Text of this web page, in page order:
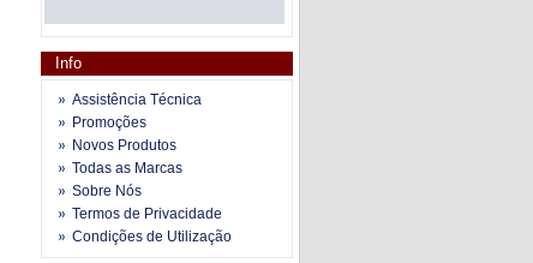
conector disco rigido Sata HP Pavilion
DV9000 series OEM origina
Info
Assistência Técnica
Promoções
Novos Produtos
Todas as Marcas
Sobre Nós
Termos de Privacidade
Condições de Utilização